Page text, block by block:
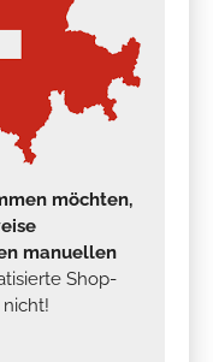
möchten,
manuellen
Shop-